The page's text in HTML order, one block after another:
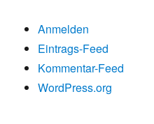
Anmelden
Eintrags-Feed
Kommentar-Feed
WordPress.org